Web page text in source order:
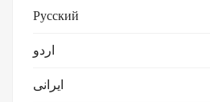
Русский
اردو
ایرانی